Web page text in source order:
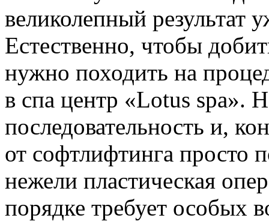
великолепный результат
Естественно, чтобы
нужно походить на
в спа центр «Lotus spa».
последовательность и,
от софтлифтинга
нежели пластическая
порядке требует особых